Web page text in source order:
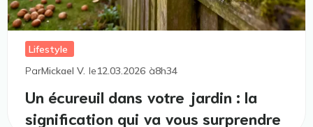
Lifestyle
ParMickael V. le12.03.2026 à8h34
Un écureuil dans votre jardin : la
signification qui va vous surprendre